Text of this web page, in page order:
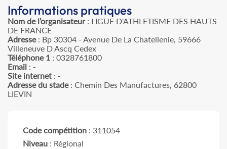
Informations pratiques
Nom de l’organisateur: LIGUE D'ATHLETISME DES HAUTS
DE FRANCE
Adresse: Bp 30304 - Avenue De La Chatellenie, 59666
Villeneuve D Ascq Cedex
Téléphone 1 : 0328761800
Email : -
Site internet : -
Adresse du stade: Chemin Des Manufactures, 62800
LIEVIN
Code compétition : 311054
Niveau : Régional